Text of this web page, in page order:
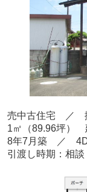
売中古住宅 ／
1㎡
（89.96坪）
8年7月築
／ 4
引渡し時期：相談